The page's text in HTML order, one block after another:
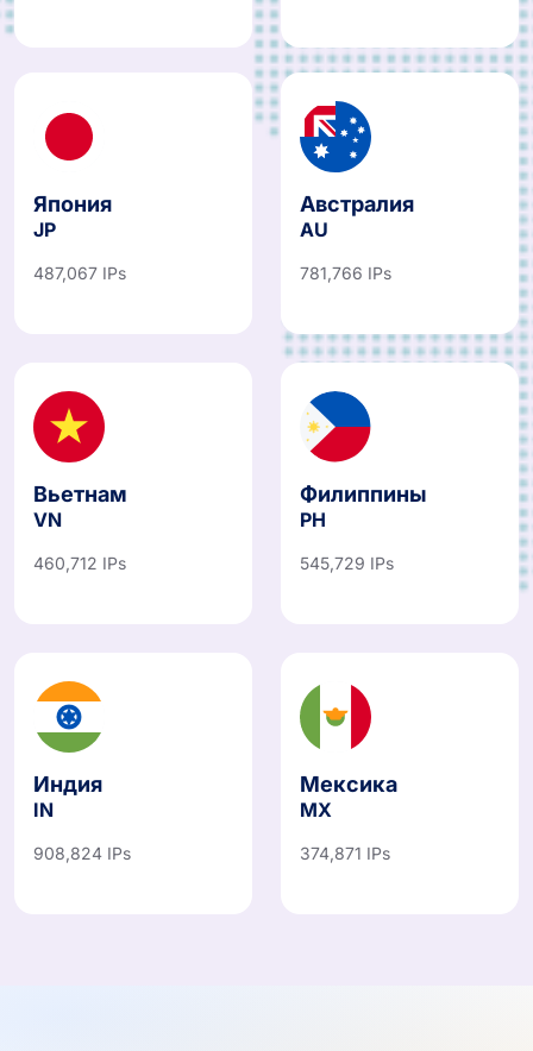
Япония
JP
487,067 IPs
Австралия
AU
781,766 IPs
Вьетнам
VN
460,712 IPs
Филиппины
PH
545,729 IPs
Индия
IN
908,824 IPs
Мексика
MX
374,871 IPs